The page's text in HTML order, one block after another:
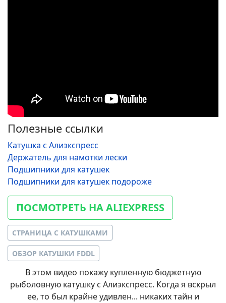
Полезные ссылки
Катушка с Алиэкспресс
Держатель для намотки лески
Подшипники для катушек
Подшипники для катушек подороже
ПОСМОТРЕТЬ НА ALIEXPRESS
СТРАНИЦА С КАТУШКАМИ
ОБЗОР КАТУШКИ FDDL
В этом видео покажу купленную бюджетную
рыболовную катушку с Алиэкспресс. Когда я вскрыл
ее, то был крайне удивлен... никаких тайн и